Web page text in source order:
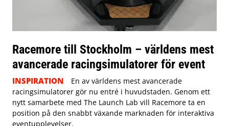
Racemore till Stockholm – världens mest
avancerade racingsimulatorer för event
INSPIRATION
En av världens mest avancerade
racingsimulatorer gör nu entré i huvudstaden. Genom ett
nytt samarbete med The Launch Lab vill Racemore ta en
position på den snabbt växande marknaden för interaktiva
eventupplevelser.